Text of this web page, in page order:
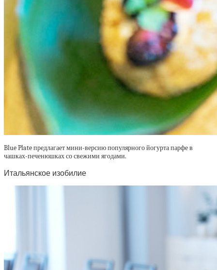
Blue Plate предлагает мини-версию популярного йогурта парфе в
чашках-печенюшках со свежими ягодами.
Итальянское изобилие